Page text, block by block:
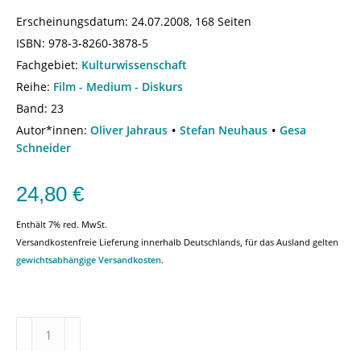
Erscheinungsdatum: 24.07.2008, 168 Seiten
ISBN: 978-3-8260-3878-5
Fachgebiet: Kulturwissenschaft
Reihe: Film - Medium - Diskurs
Band: 23
Autor*innen: Oliver Jahraus Stefan Neuhaus
Gesa
Schneider
24,80 €
Enthält 7% red. MwSt.
Versandkostenfreie Lieferung innerhalb Deutschlands, für das Ausland gelten
gewichtsabhängige Versandkosten.
Andere